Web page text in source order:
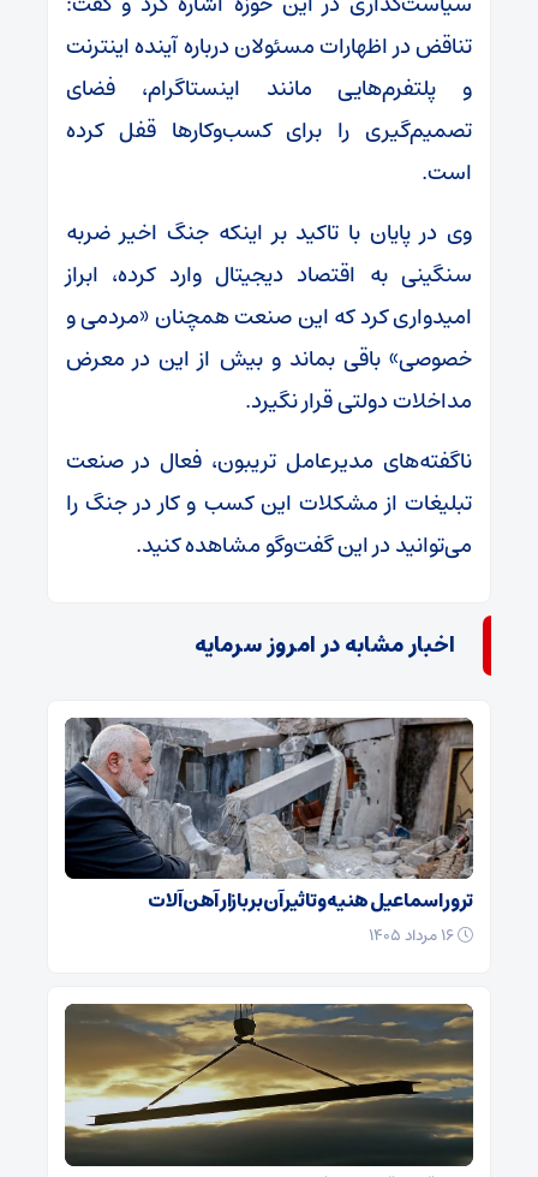
تناقض در اظهارات مسئولان درباره آینده اینترنت
و پلتفرم‌هایی مانند اینستاگرام، فضای
تصمیم‌گیری را برای کسب‌وکار‌ها قفل کرده
است.
وی در پایان با تاکید بر اینکه جنگ اخیر ضربه
سنگینی به اقتصاد دیجیتال وارد کرده، ابراز
امیدواری کرد که این صنعت همچنان «مردمی و
خصوصی» باقی بماند و بیش از این در معرض
مداخلات دولتی قرار نگیرد.
ناگفته‌های مدیرعامل تریبون، فعال در صنعت
تبلیغات از مشکلات این کسب و کار در جنگ را
می‌توانید در این گفت‌وگو مشاهده کنید.
اخبار مشابه در امروز سرمایه
ترور اسماعیل هنیه و تاثیر آن بر بازار آهن آلات